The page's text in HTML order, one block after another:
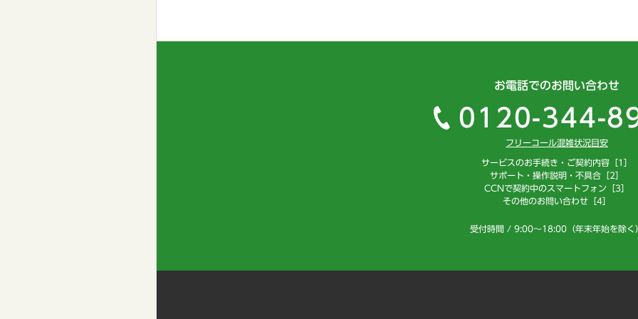
お電話でのお問い合わせ
0120-344-
フリーコール混雑状況目安
サービスのお手続き・ご契約内容［1］
サポート・操作説明・不具合［2］
CCNで契約中のスマートフォン［3］
その他のお問い合わせ［4］
受付時間 / 9:00～18:00（年末年始を除く